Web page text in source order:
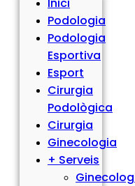
Podologia
Podologia
Esportiva
Esport
Cirurgia
Podològica
Cirurgia
Ginecologia
+ Serveis